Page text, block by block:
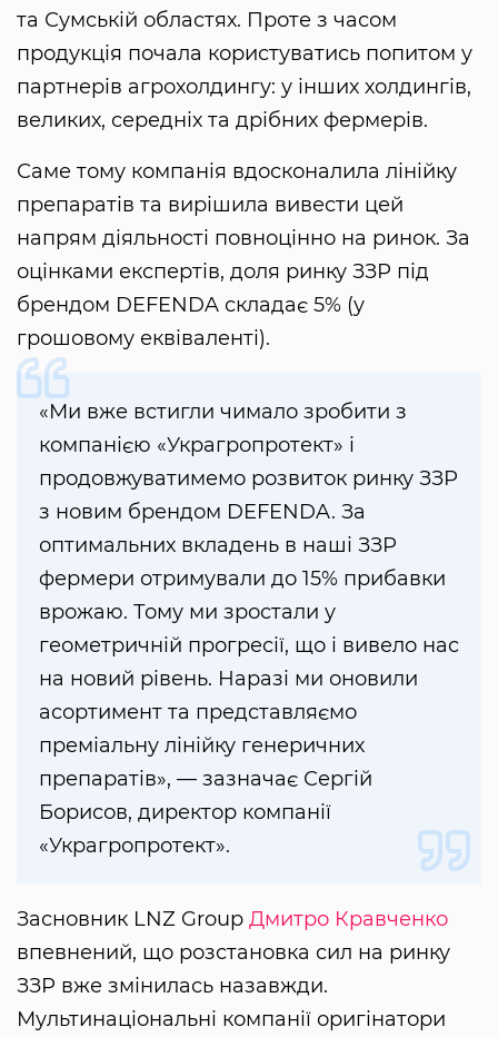
та Сумській областях. Проте з часом
продукція почала користуватись попитом у
партнерів агрохолдингу: у інших холдингів,
великих, середніх та дрібних фермерів.
Саме тому компанія вдосконалила лінійку
препаратів та вирішила вивести цей
напрям діяльності повноцінно на ринок. За
оцінками експертів, доля ринку ЗЗР під
брендом DEFENDA складає 5% (у
грошовому еквіваленті).
«Ми вже встигли чимало зробити з
компанією «Украгропротект» і
продовжуватимемо розвиток ринку ЗЗР
з новим брендом DEFENDA. За
оптимальних вкладень в наші ЗЗР
фермери отримували до 15% прибавки
врожаю. Тому ми зростали у
геометричній прогресії, що і вивело нас
на новий рівень. Наразі ми оновили
асортимент та представляємо
преміальну лінійку генеричних
препаратів», — зазначає Сергій
Борисов, директор компанії
«Украгропротект».
Засновник LNZ Group Дмитро Кравченко
впевнений, що розстановка сил на ринку
ЗЗР вже змінилась назавжди.
Мультинаціональні компанії оригінатори